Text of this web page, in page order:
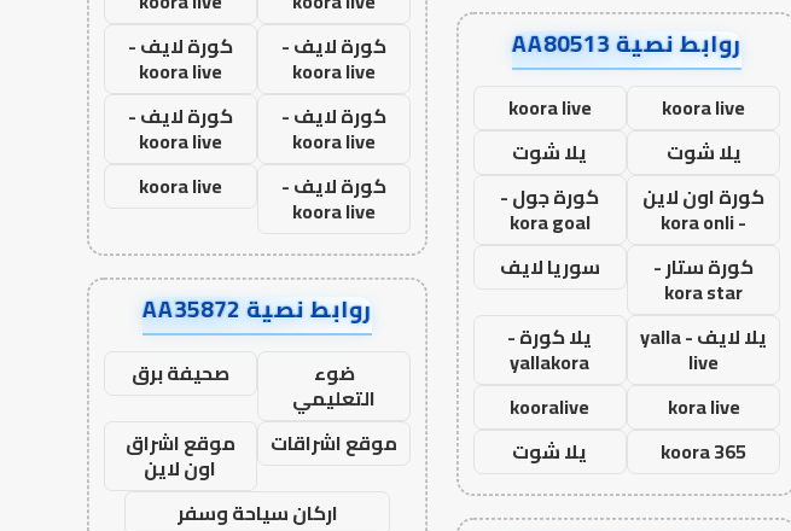
روابط نصية AA80513
koora live
koora live
يلا شوت
يلا شوت
كورة اون لاين
- kora onli
كورة جول -
kora goal
كورة ستار -
kora star
سوريا لايف
يلا لايف - yalla
live
يلا كورة -
yallakora
kora live
kooralive
koora 365
يلا شوت
كورة لايف -
koora live
كورة لايف -
koora live
كورة لايف -
koora live
كورة لايف -
koora live
كورة لايف -
koora live
koora live
روابط نصية AA35872
ضوء
التعليمي
صحيفة برق
موقع اشراقات
موقع اشراق
اون لاين
اركان سياحة وسفر